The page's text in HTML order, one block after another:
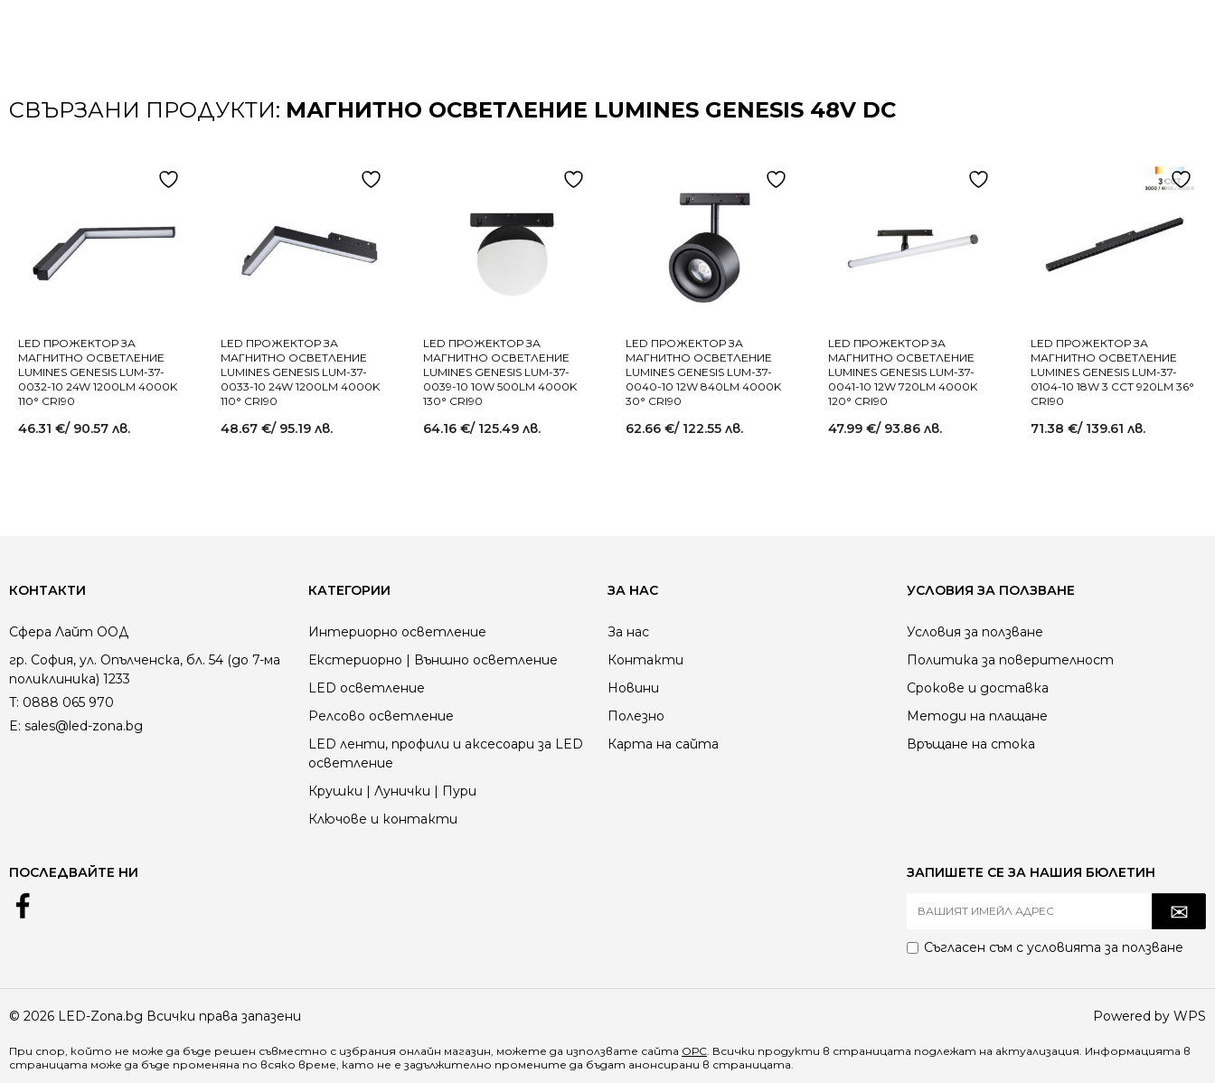
СВЪРЗАНИ ПРОДУКТИ: МАГНИТНО ОСВЕТЛЕНИЕ LUMINES GENESIS 48V DC
LED ПРОЖЕКТОР ЗА
МАГНИТНО ОСВЕТЛЕНИЕ
LUMINES GENESIS LUM-37-
0032-10 24W 1200LM 4000K
110° CRI90
46.31 €/ 90.57 лв.
LED ПРОЖЕКТОР ЗА
МАГНИТНО ОСВЕТЛЕНИЕ
LUMINES GENESIS LUM-37-
0033-10 24W 1200LM 4000K
110° CRI90
48.67 €/ 95.19 лв.
LED ПРОЖЕКТОР ЗА
МАГНИТНО ОСВЕТЛЕНИЕ
LUMINES GENESIS LUM-37-
0039-10 10W 500LM 4000K
130° CRI90
64.16 €/ 125.49 лв.
LED ПРОЖЕКТОР ЗА
МАГНИТНО ОСВЕТЛЕНИЕ
LUMINES GENESIS LUM-37-
0040-10 12W 840LM 4000K
30° CRI90
62.66 €/ 122.55 лв.
LED ПРОЖЕКТОР ЗА
МАГНИТНО ОСВЕТЛЕНИЕ
LUMINES GENESIS LUM-37-
0041-10 12W 720LM 4000K
120° CRI90
47.99 €/ 93.86 лв.
LED ПРОЖЕКТОР ЗА
МАГНИТНО ОСВЕТЛЕНИЕ
LUMINES GENESIS LUM-37-
0104-10 18W 3 CCT 920LM 36°
CRI90
71.38 €/ 139.61 лв.
КОНТАКТИ
Сфера Лайт ООД
гр. София, ул. Опълченска, бл. 54 (до 7-ма
поликлиника) 1233
T: 0888 065 970
E: sales@led-zona.bg
КАТЕГОРИИ
Интериорно осветление
Екстериорно | Външно осветление
LED осветление
Релсово осветление
LED ленти, профили и аксесоари за LED
осветление
Крушки | Лунички | Пури
Ключове и контакти
ЗА НАС
За нас
Контакти
Новини
Полезно
Карта на сайта
УСЛОВИЯ ЗА ПОЛЗВАНЕ
Условия за ползване
Политика за поверителност
Срокове и доставка
Методи на плащане
Връщане на стока
ПОСЛЕДВАЙТЕ НИ ЗАПИШЕТЕ СЕ ЗА НАШИЯ БЮЛЕТИН
Съгласен съм с условията за ползване
© 2026 LED-Zona.bg Всички права запазени Powered by WPS
При спор, който не може да бъде решен съвместно с избрания онлайн магазин, можете да използвате сайта ОРС . Всички продукти в страницата подлежат на актуализация. Информацията в
страницата може да бъде променяна по всяко време, като не е задължително промените да бъдат анонсирани в страницата.